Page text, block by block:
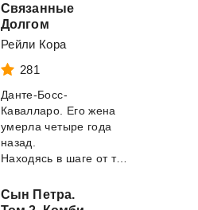
Связанные
Долгом
Рейли Кора
281
Данте-Босс-
Кавалларо. Его жена
умерла четыре года
назад.
Находясь в шаге от того, чтобы стать самы...
Сын Петра.